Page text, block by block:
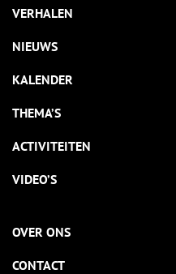
VERHALEN
NIEUWS
KALENDER
THEMA’S
ACTIVITEITEN
VIDEO’S
OVER ONS
CONTACT